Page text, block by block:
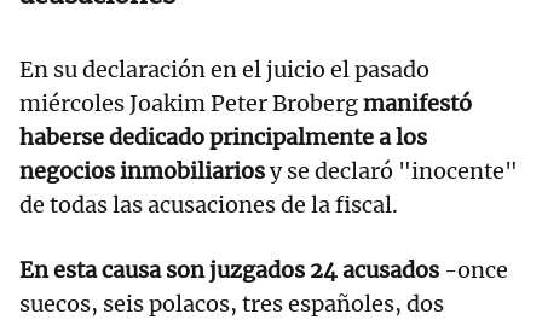
En su declaración en el juicio el pasado
miércoles Joakim Peter Brobergmanifestó
haberse dedicado principalmente a los
negocios inmobiliariosy se declaró "inocente"
de todas las acusaciones de la fiscal.
En esta causa son juzgados 24 acusados -once
suecos, seis polacos, tres españoles, dos